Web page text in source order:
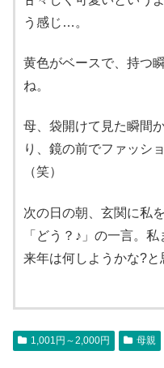
う感じ…。
黄色がベースで、持つ
ね。
母、袋開けて見た瞬間
り、鏡の前でファッシ
（笑）
次の日の朝、玄関に私
「どう？♪」の一言。
来年は何しようかな?と
1,001円～2,000円 母親